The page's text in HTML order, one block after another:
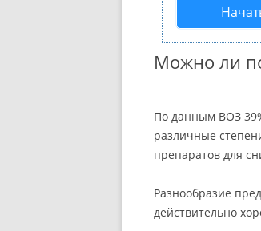
Можно ли
По данным ВОЗ
различные
препаратов для
Разнообразие
действительно